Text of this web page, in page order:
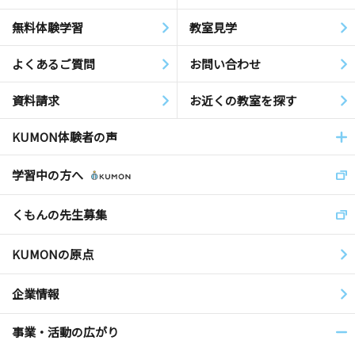
無料体験学習 教室見学
よくあるご質問 お問い合わせ
資料請求 お近くの教室を探す
KUMON体験者の声
学習中の方へ
くもんの先生募集
KUMONの原点
企業情報
事業・活動の広がり